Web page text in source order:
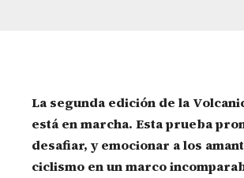
La segunda edición de la
está en marcha. Esta prueba
desafiar, y emocionar a los
ciclismo en un marco